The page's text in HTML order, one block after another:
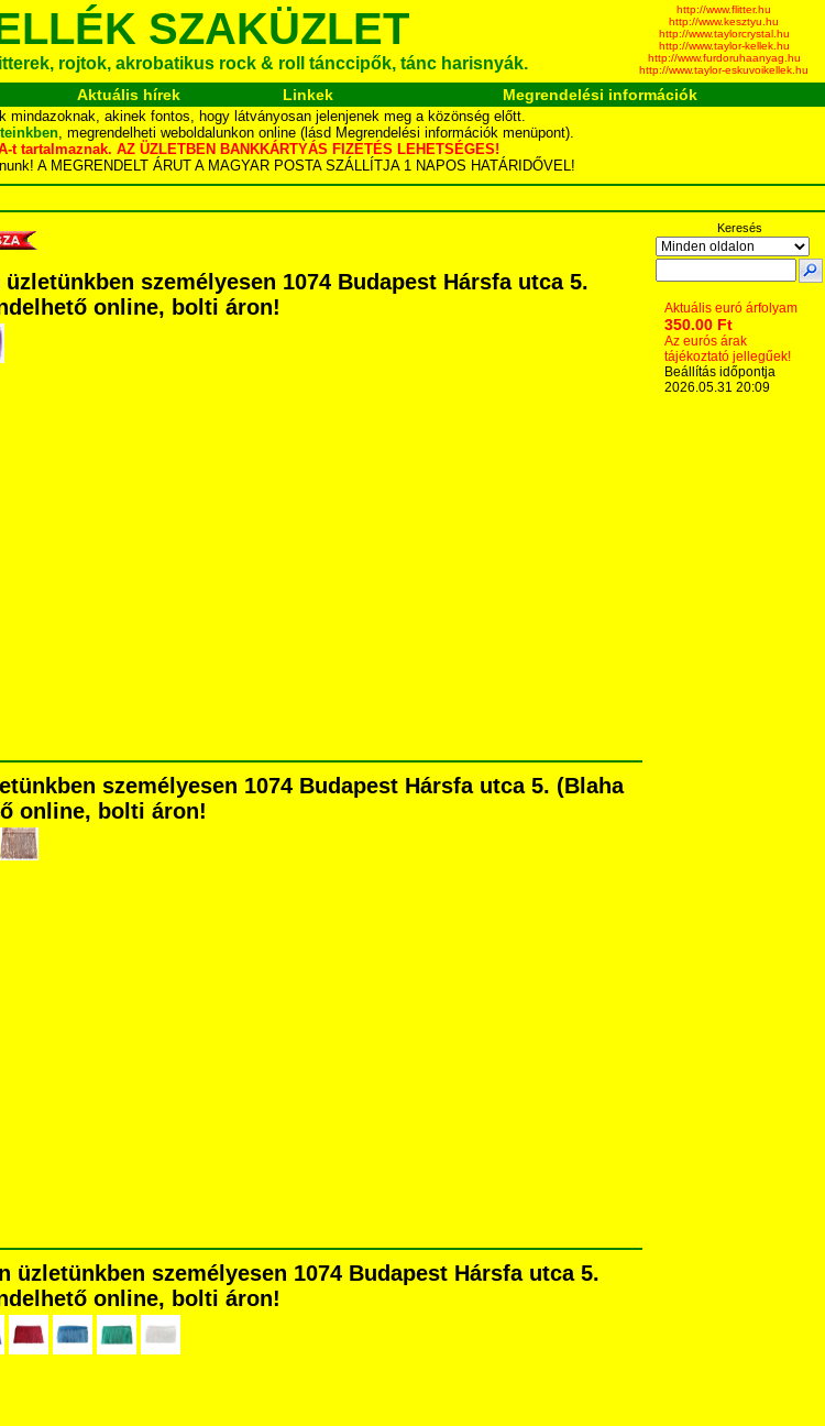
SZAKÜZLET
rojtok, akrobatikus rock & roll tánccipők, tánc harisnyák.
http://www.flitter.hu
http://www.kesztyu.hu
http://www.taylorcrystal.hu
http://www.taylor-kellek.hu
http://www.furdoruhaanyag.hu
http://www.taylor-eskuvoikellek.hu
Aktuális hírek Linkek Megrendelési információk
akinek fontos, hogy látványosan jelenjenek meg a közönség előtt.
, megrendelheti weboldalunkon online (lásd Megrendelési információk menüpont).
tartalmaznak. AZ ÜZLETBEN BANKKÁRTYÁS FIZETÉS LEHETSÉGES!
A MEGRENDELT ÁRUT A MAGYAR POSTA SZÁLLÍTJA 1 NAPOS HATÁRIDŐVEL!
személyesen 1074 Budapest Hársfa utca 5.
online, bolti áron!
személyesen 1074 Budapest Hársfa utca 5. (Blaha
online, bolti áron!
személyesen 1074 Budapest Hársfa utca 5.
online, bolti áron!
Keresés
Aktuális euró árfolyam
350.00 Ft
Az eurós árak
tájékoztató jellegűek!
Beállítás időpontja
2026.05.31 20:09